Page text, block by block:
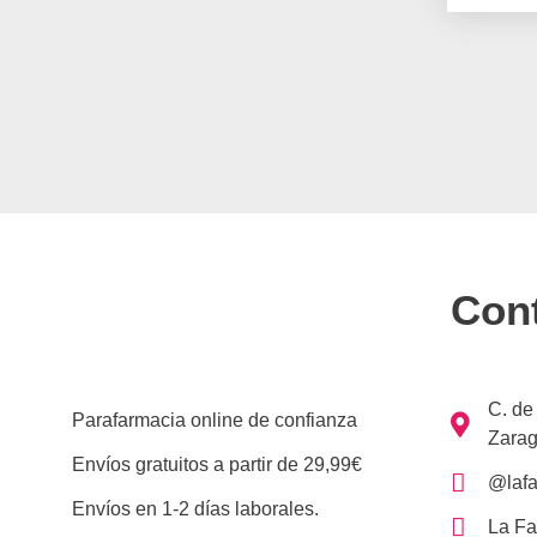
Parafarmacia online de confianza
Envíos gratuitos a partir de 29,99€
Envíos en 1-2 días laborales.
C.
La